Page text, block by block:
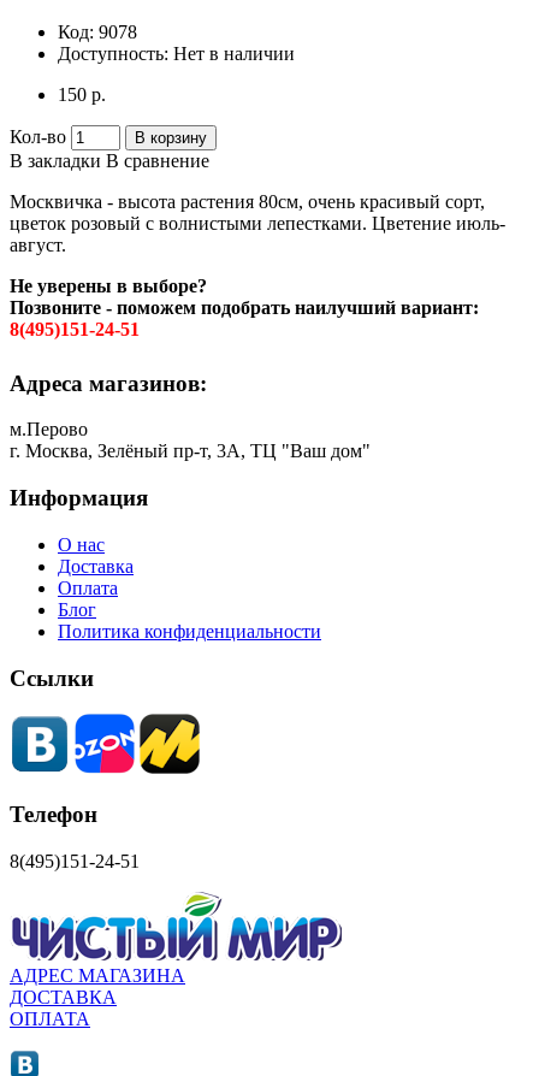
Код: 9078
Доступность: Нет в наличии
150 р.
Кол-во В корзину
В закладки В сравнение
Москвичка - высота растения 80см, очень красивый сорт,
цветок розовый с волнистыми лепестками. Цветение июль-
август.
Не уверены в выборе?
Позвоните - поможем подобрать наилучший вариант:
8(495)151-24-51
Адреса магазинов:
м.Перово
г. Москва, Зелёный пр-т, 3А, ТЦ "Ваш дом"
Информация
О нас
Доставка
Оплата
Блог
Политика конфиденциальности
Ссылки
Телефон
8(495)151-24-51
АДРЕС МАГАЗИНА
ДОСТАВКА
ОПЛАТА